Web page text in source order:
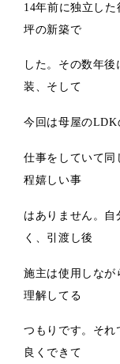
14年前に独立し
坪の新築で
した。その数年
装、そして
今回は母屋のLDK
仕事をしていて同
程嬉しい事
はありません。
く、引渡し後
施主は使用しなが
理解してる
つもりです。それ
良くできて